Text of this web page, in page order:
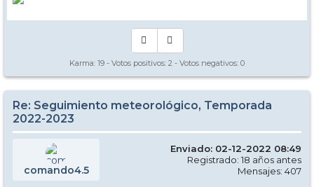
Karma: 19 - Votos positivos: 2 - Votos negativos: 0
Re: Seguimiento meteorológico, Temporada
2022-2023
comando4.5
Enviado: 02-12-2022 08:49
Registrado: 18 años antes
Mensajes: 407